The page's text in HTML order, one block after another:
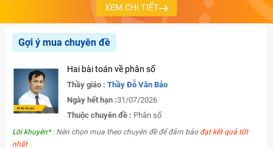
XEM CHI TIẾT
Gợi ý mua chuyên đề
Hai bài toán về phân số
Thầy giáo : Thầy Đỗ Văn Bảo
Ngày hết hạn :31/07/2026
Thuộc chuyên đề : Phân số
Lời khuyên*: Nên chọn mua theo chuyên đề để đảm bảo đạt kết quả tốt
nhất